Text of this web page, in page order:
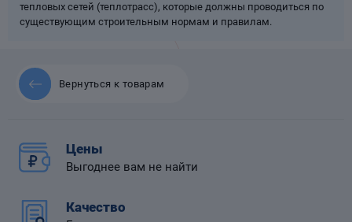
тепловых сетей (теплотрасс), которые должны проводиться по
существующим строительным нормам и правилам.
Вернуться к товарам
Цены
Выгоднее вам не найти
Качество
Компенсаторы